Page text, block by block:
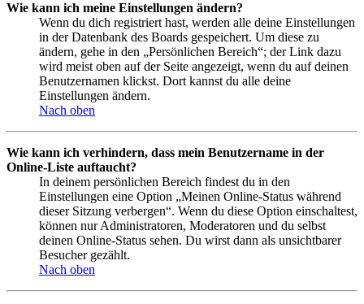
Wie kann ich meine Einstellungen ändern?
Wenn du dich registriert hast, werden alle deine Einstellungen
in der Datenbank des Boards gespeichert. Um diese zu
ändern, gehe in den „Persönlichen Bereich“; der Link dazu
wird meist oben auf der Seite angezeigt, wenn du auf deinen
Benutzernamen klickst. Dort kannst du alle deine
Einstellungen ändern.
Nach oben
Wie kann ich verhindern, dass mein Benutzername in der
Online-Liste auftaucht?
In deinem persönlichen Bereich findest du in den
Einstellungen eine Option „Meinen Online-Status während
dieser Sitzung verbergen“. Wenn du diese Option einschaltest,
können nur Administratoren, Moderatoren und du selbst
deinen Online-Status sehen. Du wirst dann als unsichtbarer
Besucher gezählt.
Nach oben